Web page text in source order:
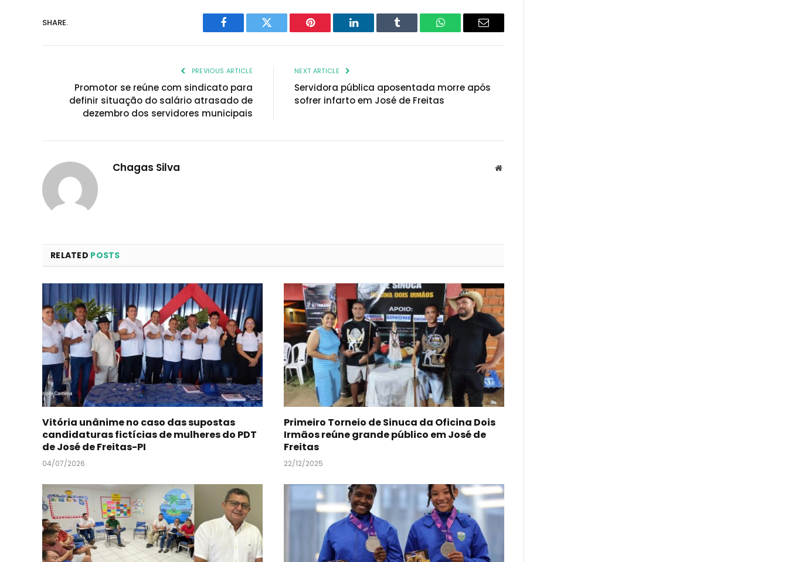
SHARE.
Facebook Twitter Pinterest LinkedIn Tumblr WhatsAppEmail
PREVIOUS ARTICLE
Promotor se reúne com sindicato para
definir situação do salário atrasado de
dezembro dos servidores municipais
NEXT ARTICLE
Servidora pública aposentada morre após
sofrer infarto em José de Freitas
Chagas Silva Website
RELATED POSTS
Vitória unânime no caso das supostas
candidaturas fictícias de mulheres do PDT
de José de Freitas-PI
04/07/2026
Primeiro Torneio de Sinuca da Oficina Dois
Irmãos reúne grande público em José de
Freitas
22/12/2025